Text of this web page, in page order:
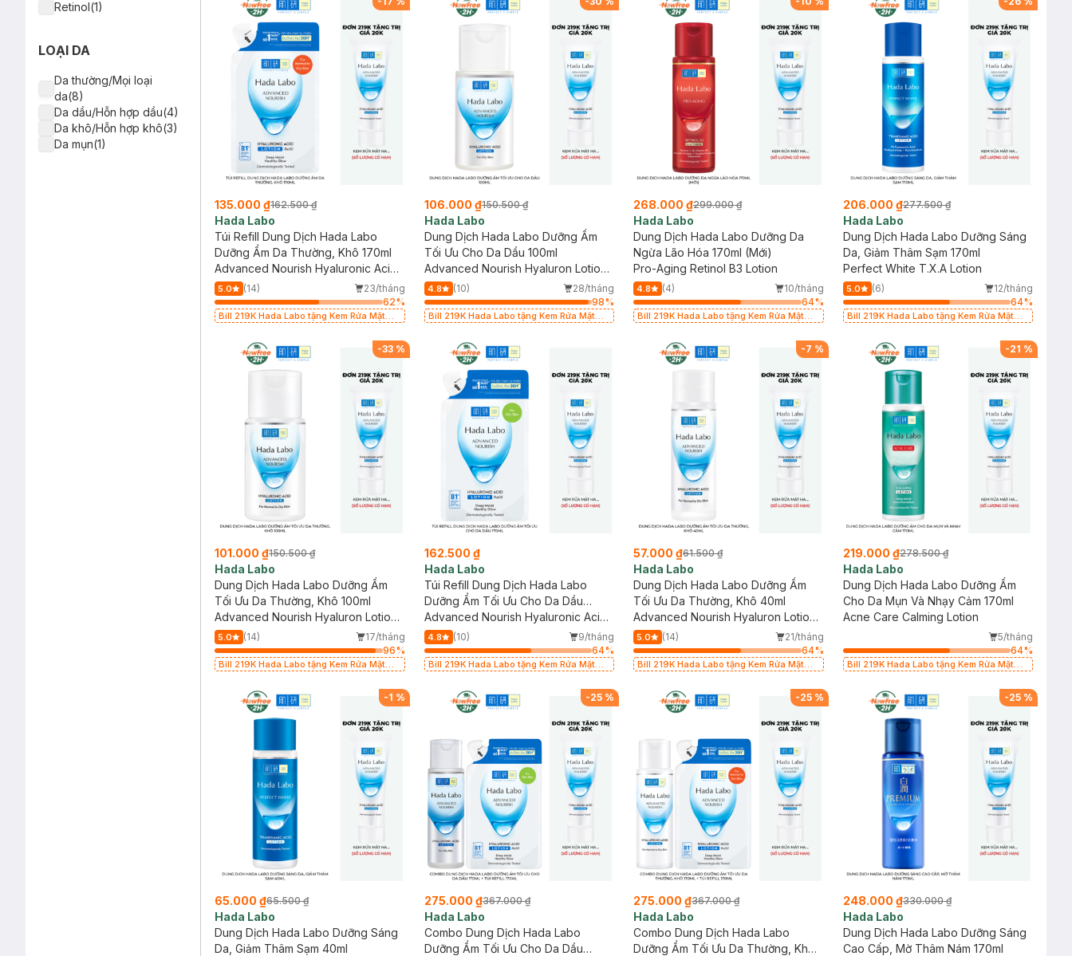
Retinol(1)
LOẠI DA
Da thường/Mọi loại
da(8)
Da dầu/Hỗn hợp dầu(4)
Da khô/Hỗn hợp khô(3)
Da mụn(1)
135.000 ₫162.500 ₫
Hada Labo
Túi Refill Dung Dịch Hada Labo
Dưỡng Ẩm Da Thường, Khô 170ml
Advanced Nourish Hyaluronic Acid
Lotion For Normal To Dry Skin 170ml
5.0 (14)
23/tháng
62%
Bill 219K Hada Labo tặng Kem Rửa Mặt
106.000 ₫150.500 ₫
Hada Labo
Dung Dịch Hada Labo Dưỡng Ẩm
Tối Ưu Cho Da Dầu 100ml
Advanced Nourish Hyaluron Lotion
(Oily Skin)
4.8 (10)
28/tháng
98%
Bill 219K Hada Labo tặng Kem Rửa Mặt
268.000 ₫299.000 ₫
Hada Labo
Dung Dịch Hada Labo Dưỡng Da
Ngừa Lão Hóa 170ml (Mới)
Pro-Aging Retinol B3 Lotion
4.8 (4)
10/tháng
64%
Bill 219K Hada Labo tặng Kem Rửa Mặt
206.000 ₫277.500 ₫
Hada Labo
Dung Dịch Hada Labo Dưỡng Sáng
Da, Giảm Thâm Sạm 170ml
Perfect White T.X.A Lotion
5.0 (6)
12/tháng
64%
Bill 219K Hada Labo tặng Kem Rửa Mặt
-33%
101.000 ₫150.500 ₫
Hada Labo
Dung Dịch Hada Labo Dưỡng Ẩm
Tối Ưu Da Thường, Khô 100ml
Advanced Nourish Hyaluron Lotion
(Dry Skin)
5.0 (14)
17/tháng
96%
Bill 219K Hada Labo tặng Kem Rửa Mặt
162.500 ₫
Hada Labo
Túi Refill Dung Dịch Hada Labo
Dưỡng Ẩm Tối Ưu Cho Da Dầu
170ml
Advanced Nourish Hyaluronic Acid
Lotion For Oily Skin
4.8 (10)
9/tháng
64%
Bill 219K Hada Labo tặng Kem Rửa Mặt
-7 %
57.000 ₫61.500 ₫
Hada Labo
Dung Dịch Hada Labo Dưỡng Ẩm
Tối Ưu Da Thường, Khô 40ml
Advanced Nourish Hyaluron Lotion
(Dry Skin)
5.0 (14)
21/tháng
64%
Bill 219K Hada Labo tặng Kem Rửa Mặt
-21 %
219.000 ₫278.500 ₫
Hada Labo
Dung Dịch Hada Labo Dưỡng Ẩm
Cho Da Mụn Và Nhạy Cảm 170ml
Acne Care Calming Lotion
5/tháng
64%
Bill 219K Hada Labo tặng Kem Rửa Mặt
-1 %
65.000 ₫65.500 ₫
Hada Labo
Dung Dịch Hada Labo Dưỡng Sáng
Da, Giảm Thâm Sạm 40ml
-25 %
275.000 ₫367.000 ₫
Hada Labo
Combo Dung Dịch Hada Labo
Dưỡng Ẩm Tối Ưu Cho Da Dầu
-25%
275.000 ₫367.000 ₫
Hada Labo
Combo Dung Dịch Hada Labo
Dưỡng Ẩm Tối Ưu Da Thường, Khô
-25 %
248.000 ₫330.000 ₫
Hada Labo
Dung Dịch Hada Labo Dưỡng Sáng
Cao Cấp, Mờ Thâm Nám 170ml